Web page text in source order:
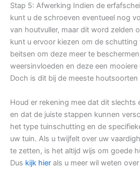
Stap 5: Afwerking Indien de
kunt u de schroeven eventueel nog
van houtvuller, maar dit word zelden
kunt u ervoor kiezen om de
beitsen om deze meer te
weersinvloeden en deze een
Doch is dit bij de meeste
Houd er rekening mee dat dit slechts
en dat de juiste stappen kunnen
het type tuinschutting en de
uw tuin. Als u twijfelt over uw
te zetten, is het altijd wijs om goede
Dus kijk hier als u meer wil weten